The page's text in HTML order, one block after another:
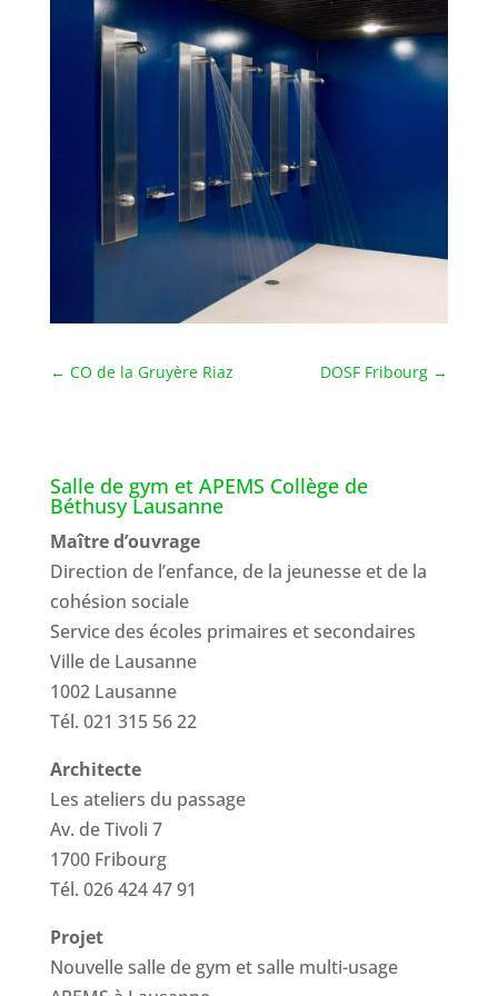
← CO de la Gruyère Riaz DOSF Fribourg →
Salle de gym et APEMS Collège de
Béthusy Lausanne
Maître d’ouvrage
Direction de l’enfance, de la jeunesse et de la
cohésion sociale
Service des écoles primaires et secondaires
Ville de Lausanne
1002 Lausanne
Tél. 021 315 56 22
Architecte
Les ateliers du passage
Av. de Tivoli 7
1700 Fribourg
Tél. 026 424 47 91
Projet
Nouvelle salle de gym et salle multi-usage